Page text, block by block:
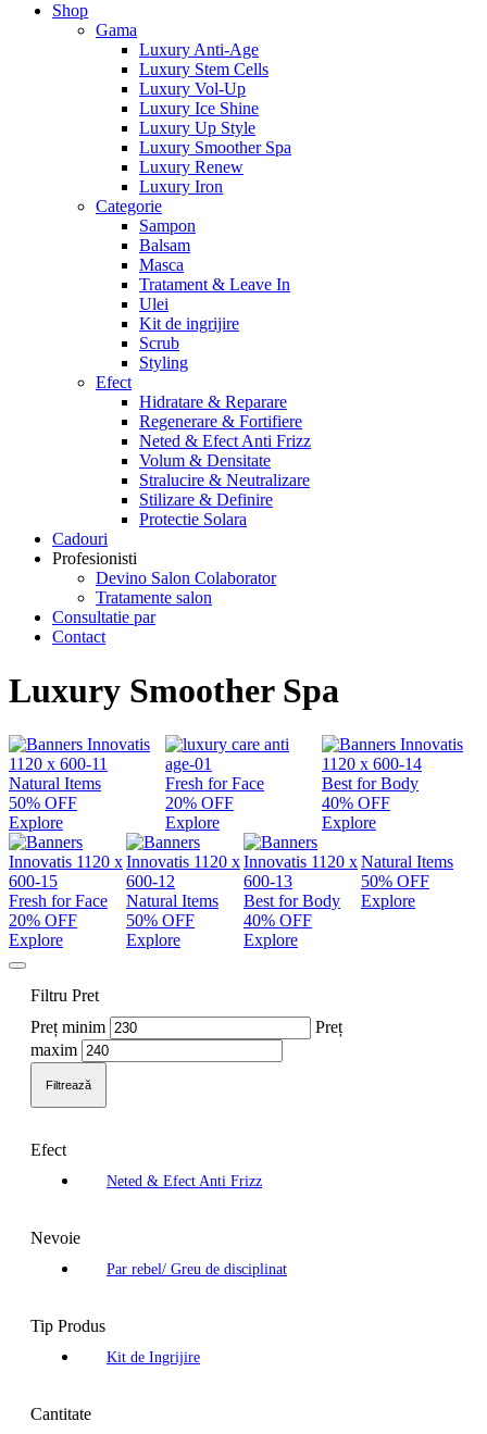
Shop
Gama
Luxury Anti-Age
Luxury Stem Cells
Luxury Vol-Up
Luxury Ice Shine
Luxury Up Style
Luxury Smoother Spa
Luxury Renew
Luxury Iron
Categorie
Sampon
Balsam
Masca
Tratament & Leave In
Ulei
Kit de ingrijire
Scrub
Styling
Efect
Hidratare & Reparare
Regenerare & Fortifiere
Neted & Efect Anti Frizz
Volum & Densitate
Stralucire & Neutralizare
Stilizare & Definire
Protectie Solara
Cadouri
Profesionisti
Devino Salon Colaborator
Tratamente salon
Consultatie par
Contact
Luxury Smoother Spa
Natural Items
50% OFF
Explore
Best for Body
40% OFF
Explore
Fresh for Face
20% OFF
Explore
Fresh for Face
20% OFF
Explore
Best for Body
40% OFF
Explore
Natural Items
50% OFF
Explore
Natural Items
50% OFF
Explore
Filtru Pret
Preț minim
Preț
maxim
Filtrează
Efect
Neted & Efect Anti Frizz
Nevoie
Par rebel/ Greu de disciplinat
Tip Produs
Kit de Ingrijire
Cantitate